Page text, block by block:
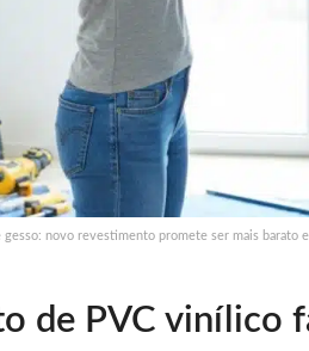
novo revestimento promete ser mais barato
de PVC vinílico